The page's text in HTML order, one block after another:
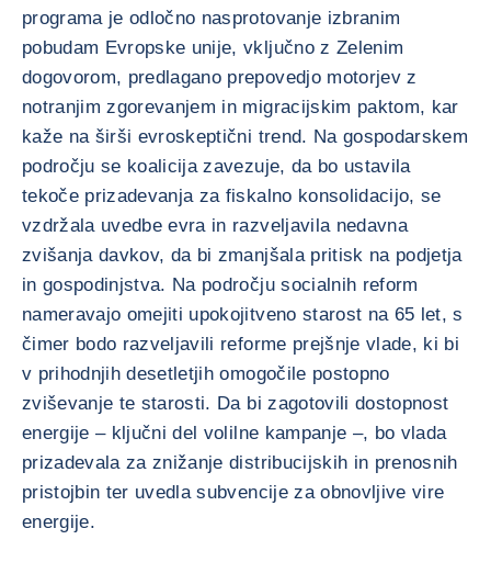
programa je odločno nasprotovanje izbranim
pobudam Evropske unije, vključno z Zelenim
dogovorom, predlagano prepovedjo motorjev z
notranjim zgorevanjem in migracijskim paktom, kar
kaže na širši evroskeptični trend. Na gospodarskem
področju se koalicija zavezuje, da bo ustavila
tekoče prizadevanja za fiskalno konsolidacijo, se
vzdržala uvedbe evra in razveljavila nedavna
zvišanja davkov, da bi zmanjšala pritisk na podjetja
in gospodinjstva. Na področju socialnih reform
nameravajo omejiti upokojitveno starost na 65 let, s
čimer bodo razveljavili reforme prejšnje vlade, ki bi
v prihodnjih desetletjih omogočile postopno
zviševanje te starosti. Da bi zagotovili dostopnost
energije – ključni del volilne kampanje –, bo vlada
prizadevala za znižanje distribucijskih in prenosnih
pristojbin ter uvedla subvencije za obnovljive vire
energije.